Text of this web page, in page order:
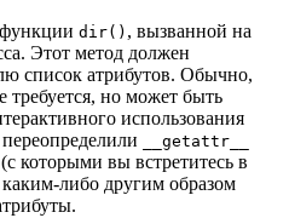
dir() , вызванной на
Этот метод должен
список атрибутов. Обычно,
требуется, но может быть
использования
__getattr__
(с которыми вы встретитесь в
либо другим образом